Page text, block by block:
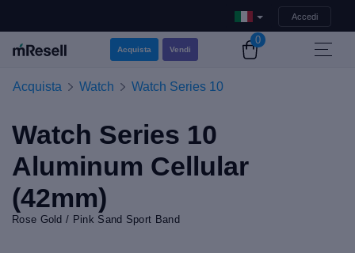
Accedi
Acquista Vendi
0
Acquista Watch Watch Series 10
Watch Series 10
Aluminum Cellular
(42mm)
Rose Gold / Pink Sand Sport Band